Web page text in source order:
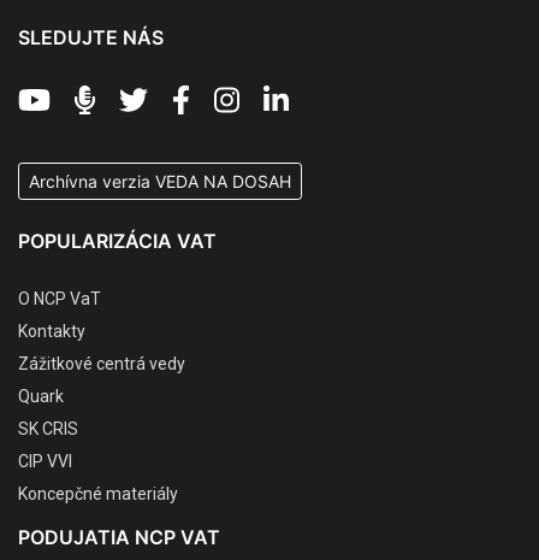
SLEDUJTE NÁS
Archívna verzia VEDA NA DOSAH
POPULARIZÁCIA VAT
O NCP VaT
Kontakty
Zážitkové centrá vedy
Quark
SK CRIS
CIP VVI
Koncepčné materiály
PODUJATIA NCP VAT